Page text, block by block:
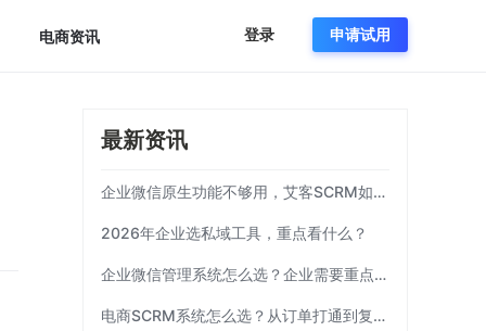
电商资讯 登录 申请试用
最新资讯
企业微信原生功能不够用，艾客SCRM如何补齐运营链路？
2026年企业选私域工具，重点看什么？
企业微信管理系统怎么选？企业需要重点考察这7项能力|艾客SCRM
电商SCRM系统怎么选？从订单打通到复购运营 | 艾客SCRM